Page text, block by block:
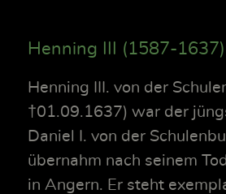
Henning III (1587-1637)
Henning III. von der
†01.09.1637) war der
Daniel I. von der
übernahm nach seinem
in Angern. Er steht